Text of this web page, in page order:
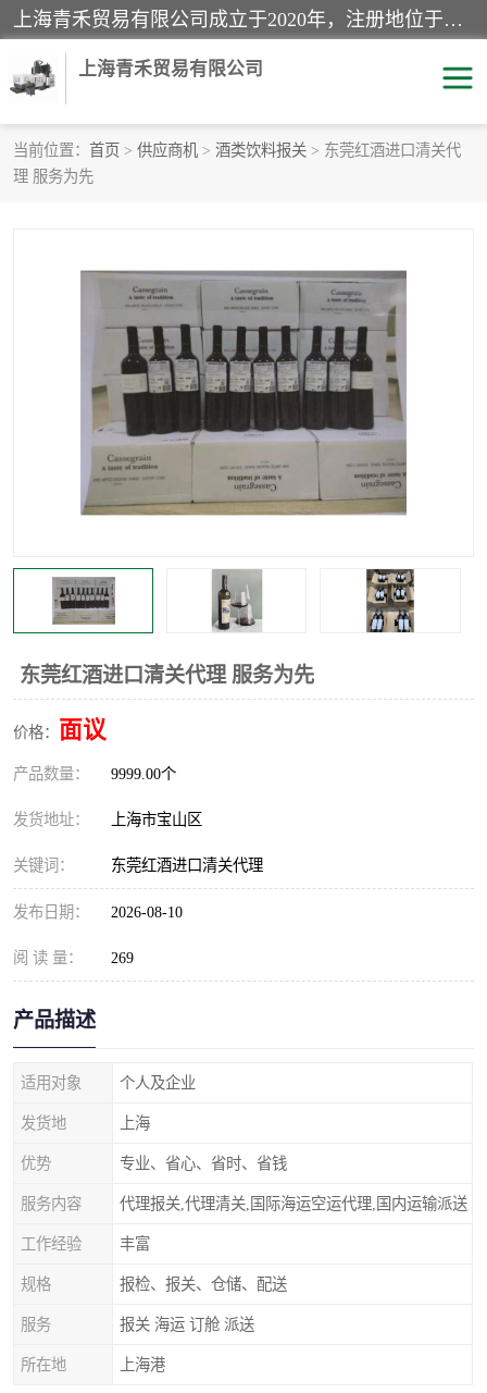
上海青禾贸易有限公司成立于2020年，注册地位于上海市宝山区。经营范围包括：机械设备、五金制品、劳防用品、电子产品、塑胶制品、家具、模具、纺织品、仪器仪表、建筑材料、装饰材料、化工产品、金属制品、机车配件等货物进出口报关、清关服务。
上海青禾贸易有限公司
当前位置： 首页 > 供应商机 > 酒类饮料报关 > 东莞红酒进口清关代
理 服务为先
东莞红酒进口清关代理 服务为先
价格： 面议
产品数量： 9999.00个
发货地址： 上海市宝山区
关键词： 东莞红酒进口清关代理
发布日期： 2026-08-10
阅 读 量： 269
产品描述
适用对象 个人及企业
发货地 上海
优势 专业、省心、省时、省钱
服务内容 代理报关,代理清关,国际海运空运代理,国内运输派送
工作经验 丰富
规格 报检、报关、仓储、配送
服务 报关 海运 订舱 派送
所在地 上海港
酒类饮料报关
进口杂货清关
家用电器报关 机床进口清关
国际灯具清关